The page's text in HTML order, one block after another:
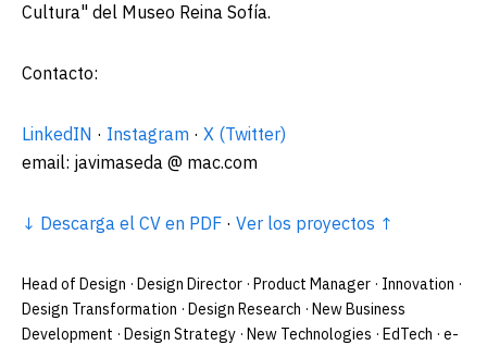
Cultura" del Museo Reina Sofía.
Contacto:
LinkedIN · Instagram · X (Twitter)
email: javimaseda @ mac.com
↓ Descarga el CV en PDF· Ver los proyectos ↑
Head of Design · Design Director · Product Manager · Innovation ·
Design Transformation · Design Research · New Business
Development · Design Strategy · New Technologies · EdTech · e-